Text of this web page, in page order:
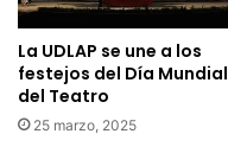
La UDLAP se une a los
festejos del Día Mundial
del Teatro
25 marzo, 2025